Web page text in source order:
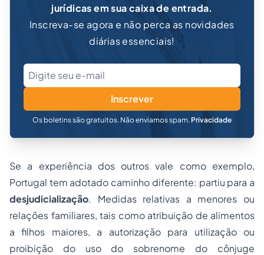
jurídicas em sua caixa de entrada.
Inscreva-se agora e não perca as novidades
diárias essenciais!
Inscrever
Os boletins são gratuitos. Não enviamos spam. Privacidade
Se a experiência dos outros vale como exemplo,
Portugal tem adotado caminho diferente: partiu para a
desjudicialização. Medidas relativas a menores ou
relações familiares, tais como atribuição de alimentos
a filhos maiores, a autorização para utilização ou
proibição do uso do sobrenome do cônjuge